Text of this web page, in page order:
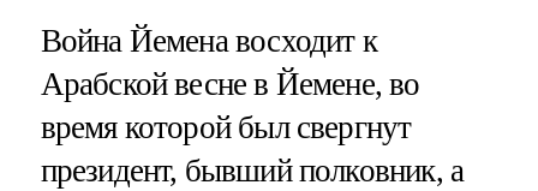
Война Йемена восходит к
Арабской весне в Йемене, во
время которой был свергнут
президент, бывший полковник, а